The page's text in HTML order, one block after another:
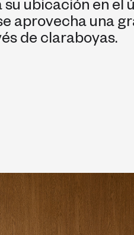
su ubicación en el
aprovecha una
de claraboyas.